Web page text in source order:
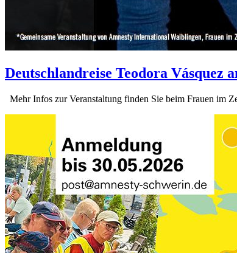
Deutschlandreise Teodora Vásquez
Mehr Infos zur Veranstaltung finden Sie beim Frauen im